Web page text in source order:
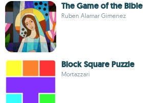
The Game of the Bible
Ruben Alamar Gimenez
Block Square Puzzle
Mortazzari